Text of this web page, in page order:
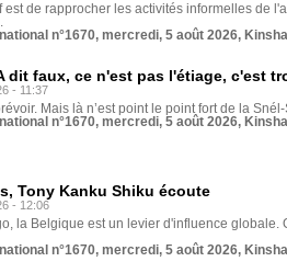
est de rapprocher les activités informelles de
n°1670, mercredi, 5 août 2026,
dit faux, ce n'est pas l'étiage, c'est
- 11:37
Mais là n’est point le point fort de la
n°1670, mercredi, 5 août 2026,
Tony Kanku Shiku écoute
- 12:06
la Belgique est un levier d'influence globale.
n°1670, mercredi, 5 août 2026,